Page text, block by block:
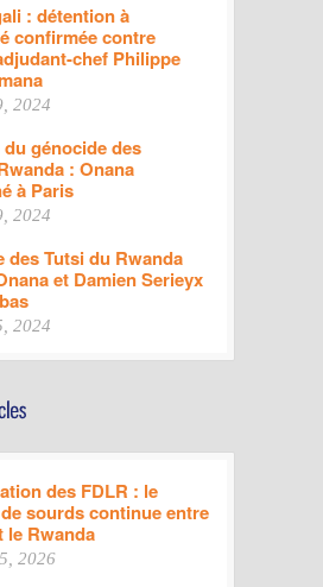
: détention à
confirmée contre
chef Philippe
2024
génocide des
: Onana
à Paris
2024
des Tutsi du Rwanda
et Damien Serieyx
2024
des FDLR : le
sourds continue entre
le Rwanda
2026